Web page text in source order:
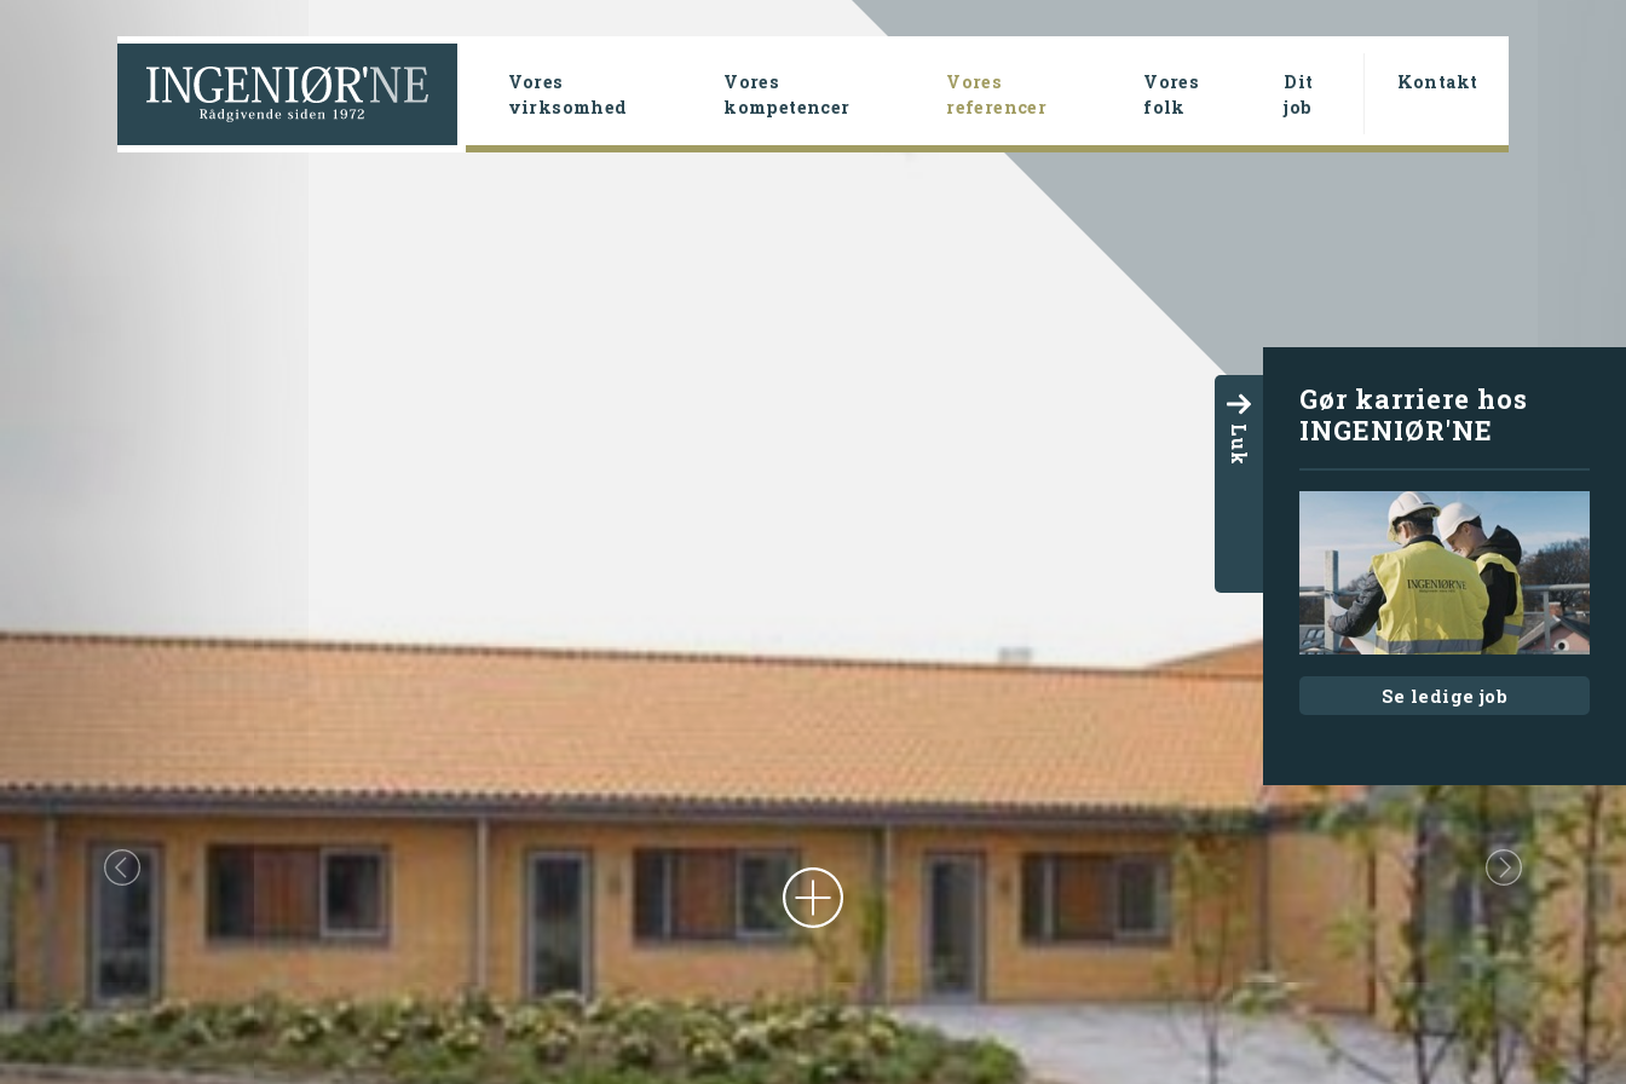
Vores
virksomhed
Vores
kompetencer
Vores
referencer
Vores
folk
Dit
job
Kontakt
Previous Next
Gør karriere hos
INGENIØR'NE
Se ledige job
Luk